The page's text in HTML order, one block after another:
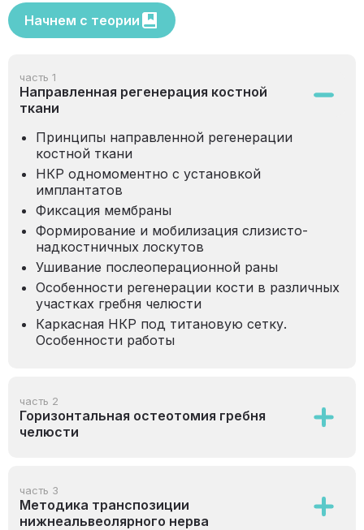
Начнем с теории
часть 1
Направленная регенерация костной
ткани
Принципы направленной регенерации
костной ткани
НКР одномоментно с установкой
имплантатов
Фиксация мембраны
Формирование и мобилизация слизисто-
надкостничных лоскутов
Ушивание послеоперационной раны
Особенности регенерации кости в различных
участках гребня челюсти
Каркасная НКР под титановую сетку.
Особенности работы
часть 2
Горизонтальная остеотомия гребня
челюсти
часть 3
Методика транспозиции
нижнеальвеолярного нерва